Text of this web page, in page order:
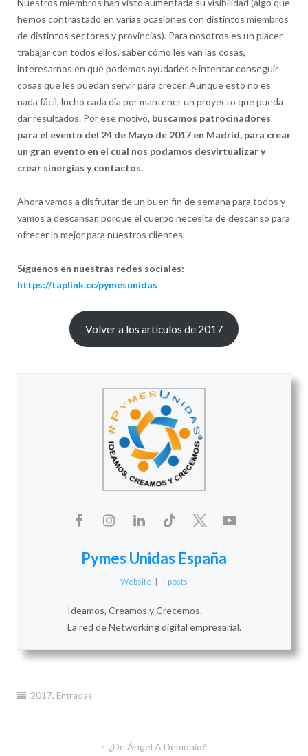
Nuestros miembros han visto aumentada su visibilidad (algo que
hemos contrastado en varias ocasiones con distintos miembros
de distintos sectores y provincias). Para nosotros es un placer
trabajar con todos ellos, saber cómo les van las cosas,
interesarnos en que podemos ayudarles e intentar conseguir
cosas que les puedan servir para crecer. Aunque esto no es
nada fácil, lucho cada día por mantener un proyecto que pueda
dar resultados. Por ese motivo, buscamos patrocinadores
para el evento del 24 de Mayo de 2017 en Madrid, para crear
un gran evento en el cual nos podamos desvirtualizar y
crear sinergias y contactos.
Ahora vamos a disfrutar de un buen fin de semana para todos y
vamos a descansar, porque el cuerpo necesita de descanso para
ofrecer lo mejor para nuestros clientes.
Síguenos en nuestras redes sociales:
https://taplink.cc/pymesunidas
Volver a los artículos de 2017
Pymes Unidas España
Website | + posts
Ideamos, Creamos y Crecemos.
La red de Networking digital empresarial.
2017, Entradas
¿De Ángel A Demonio?